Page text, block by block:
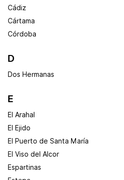
Cádiz
Cártama
Córdoba
D
Dos Hermanas
E
El Arahal
El Ejido
El Puerto de Santa María
El Viso del Alcor
Espartinas